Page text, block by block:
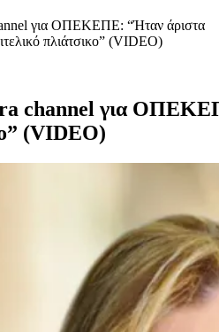
για ΟΠΕΚΕΠΕ: “Ήταν άριστα
πλιάτσικο” (VIDEO)
channel για
(VIDEO)